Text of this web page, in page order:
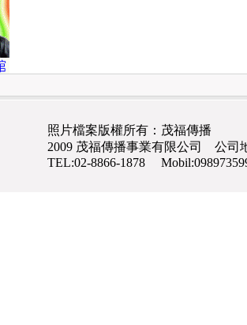
照片檔案版權所有：茂福傳播
2009 茂福傳播事業有限公司 公司
TEL:02-8866-1878